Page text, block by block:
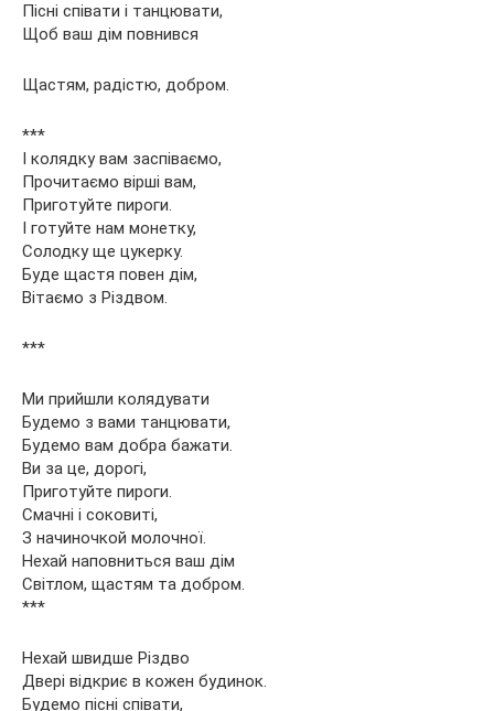
Пісні співати і танцювати,
Щоб ваш дім повнився
Щастям, радістю, добром.
***
І колядку вам заспіваємо,
Прочитаємо вірші вам,
Приготуйте пироги.
І готуйте нам монетку,
Солодку ще цукерку.
Буде щастя повен дім,
Вітаємо з Різдвом.
***
Ми прийшли колядувати
Будемо з вами танцювати,
Будемо вам добра бажати.
Ви за це, дорогі,
Приготуйте пироги.
Смачні і соковиті,
З начиночкой молочної.
Нехай наповниться ваш дім
Світлом, щастям та добром.
***
Нехай швидше Різдво
Двері відкриє в кожен будинок.
Будемо пісні співати,